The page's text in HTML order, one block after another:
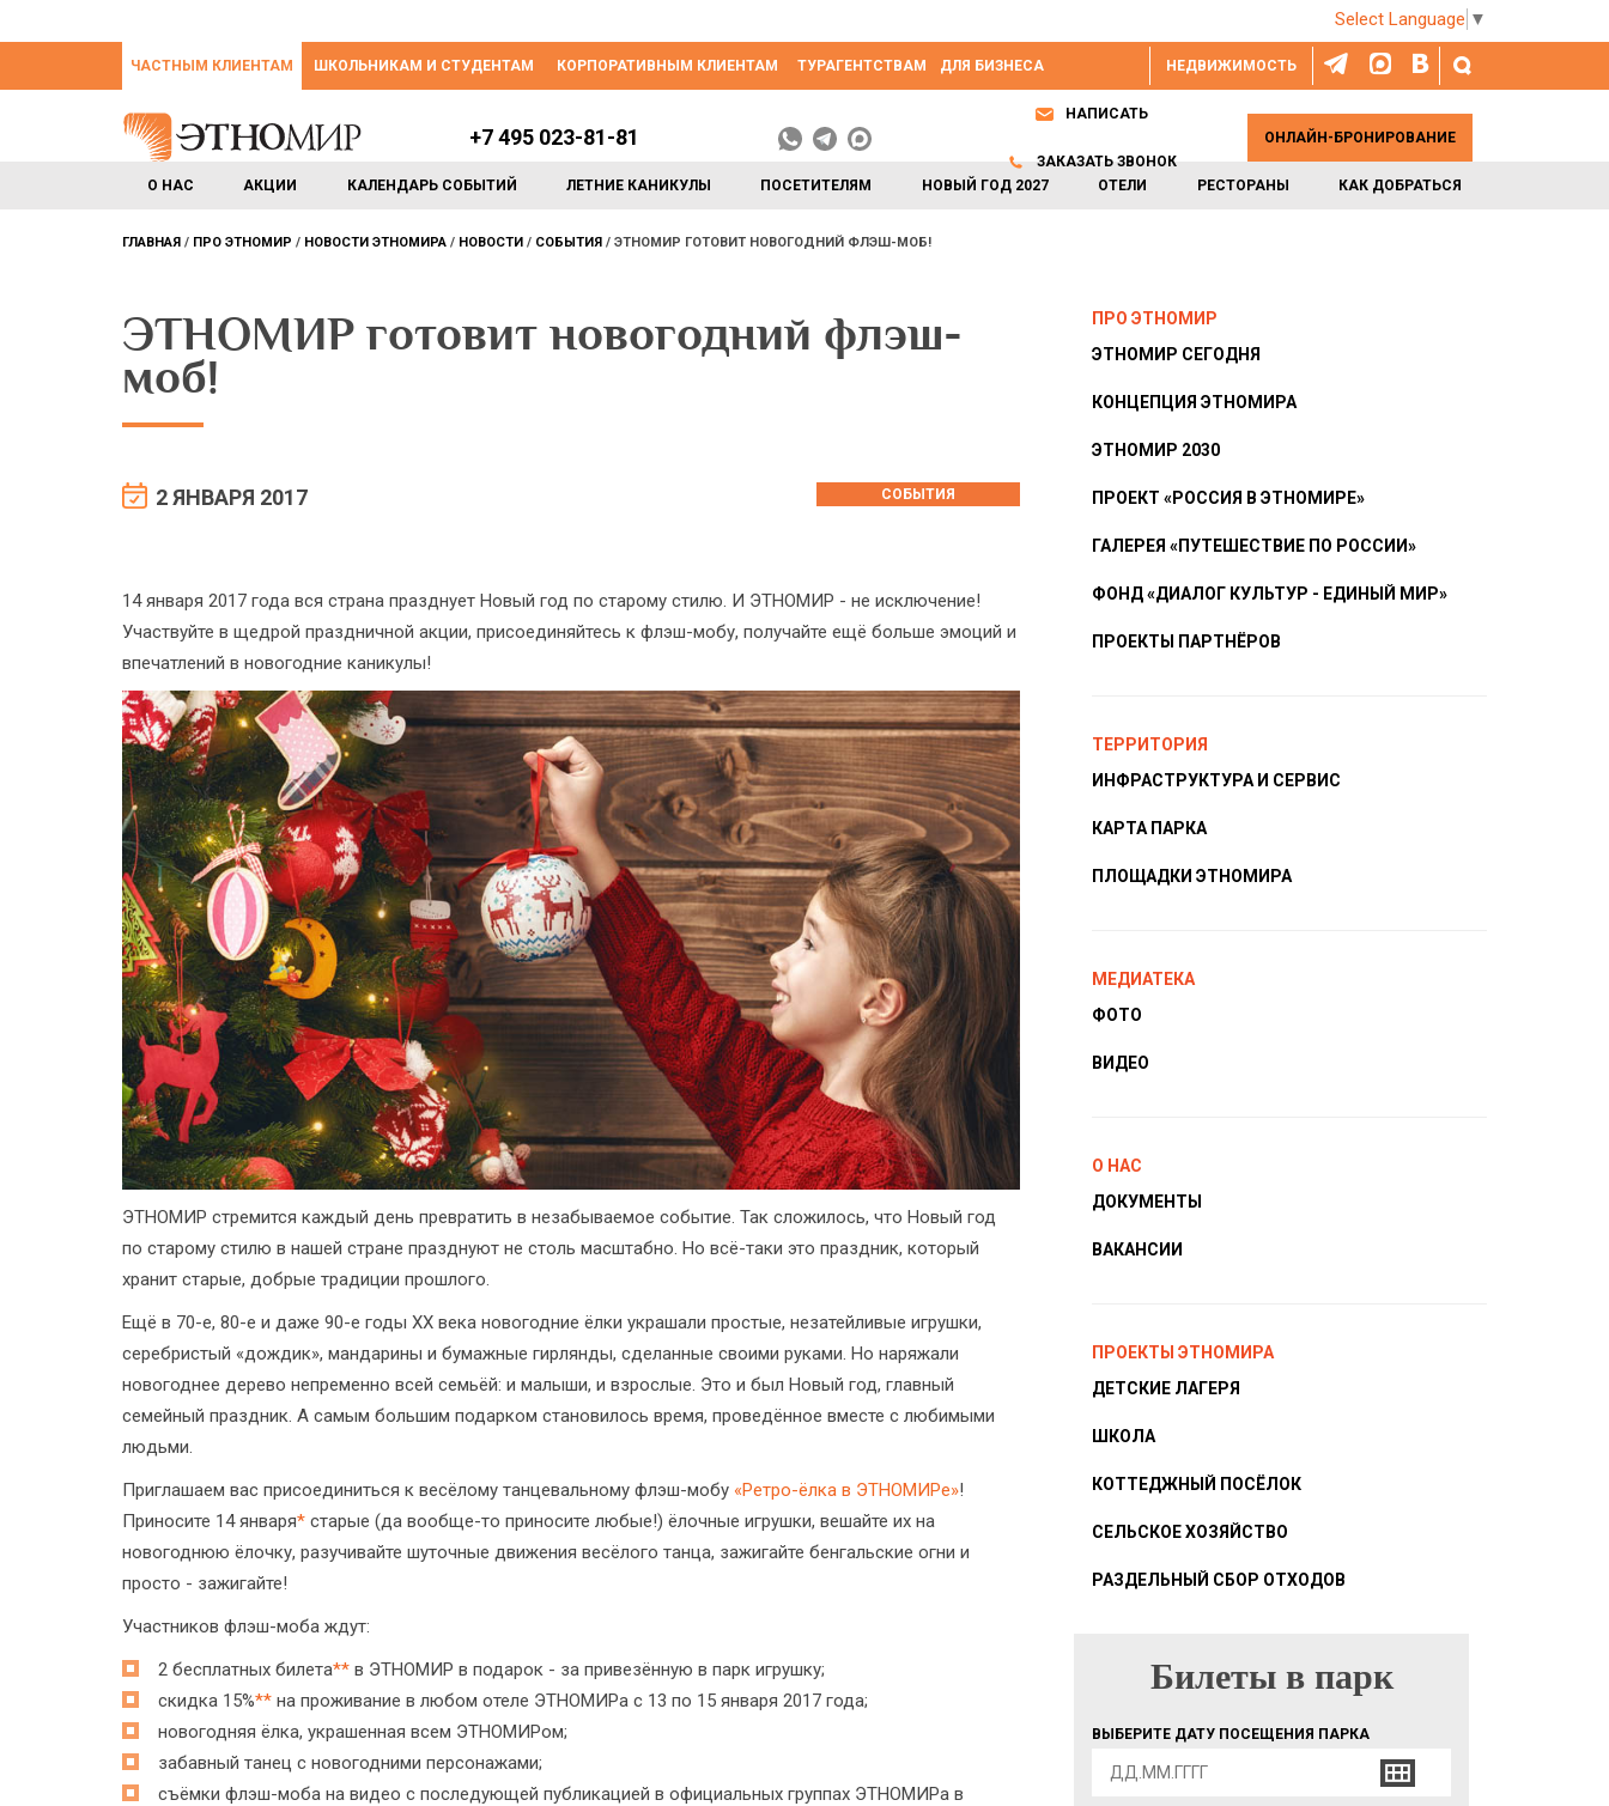
Select Language ▼
НЕДВИЖИМОСТЬ
ЧАСТНЫМ КЛИЕНТАМ ШКОЛЬНИКАМ И СТУДЕНТАМ КОРПОРАТИВНЫМ КЛИЕНТАМ ТУРАГЕНТСТВАМ ДЛЯ БИЗНЕСА
О НАС АКЦИИ КАЛЕНДАРЬ СОБЫТИЙ ЛЕТНИЕ КАНИКУЛЫ ПОСЕТИТЕЛЯМ НОВЫЙ ГОД 2027 ОТЕЛИ РЕСТОРАНЫ КАК ДОБРАТЬСЯ
+7 495 023-81-81
НАПИСАТЬ
ЗАКАЗАТЬ ЗВОНОК
ОНЛАЙН-БРОНИРОВАНИЕ
ГЛАВНАЯ ПРО ЭТНОМИР НОВОСТИ ЭТНОМИРА НОВОСТИ СОБЫТИЯ ЭТНОМИР ГОТОВИТ НОВОГОДНИЙ ФЛЭШ-МОБ!
ЭТНОМИР готовит новогодний флэш-
моб!
2 ЯНВАРЯ 2017 СОБЫТИЯ
14 января 2017 года вся страна празднует Новый год по старому стилю. И ЭТНОМИР - не исключение!
Участвуйте в щедрой праздничной акции, присоединяйтесь к флэш-мобу, получайте ещё больше эмоций и
впечатлений в новогодние каникулы!
ЭТНОМИР стремится каждый день превратить в незабываемое событие. Так сложилось, что Новый год
по старому стилю в нашей стране празднуют не столь масштабно. Но всё-таки это праздник, который
хранит старые, добрые традиции прошлого.
Ещё в 70-е, 80-е и даже 90-е годы XX века новогодние ёлки украшали простые, незатейливые игрушки,
серебристый «дождик», мандарины и бумажные гирлянды, сделанные своими руками. Но наряжали
новогоднее дерево непременно всей семьёй: и малыши, и взрослые. Это и был Новый год, главный
семейный праздник. А самым большим подарком становилось время, проведённое вместе с любимыми
людьми.
Приглашаем вас присоединиться к весёлому танцевальному флэш-мобу «Ретро-ёлка в ЭТНОМИРе»!
Приносите 14 января* старые (да вообще-то приносите любые!) ёлочные игрушки, вешайте их на
новогоднюю ёлочку, разучивайте шуточные движения весёлого танца, зажигайте бенгальские огни и
просто - зажигайте!
Участников флэш-моба ждут:
2 бесплатных билета** в ЭТНОМИР в подарок - за привезённую в парк игрушку;
скидка 15%** на проживание в любом отеле ЭТНОМИРа с 13 по 15 января 2017 года;
новогодняя ёлка, украшенная всем ЭТНОМИРом;
забавный танец с новогодними персонажами;
съёмки флэш-моба на видео с последующей публикацией в официальных группах ЭТНОМИРа в
ПРО ЭТНОМИР
ЭТНОМИР СЕГОДНЯ
КОНЦЕПЦИЯ ЭТНОМИРА
ЭТНОМИР 2030
ПРОЕКТ «РОССИЯ В ЭТНОМИРЕ»
ГАЛЕРЕЯ «ПУТЕШЕСТВИЕ ПО РОССИИ»
ФОНД «ДИАЛОГ КУЛЬТУР - ЕДИНЫЙ МИР»
ПРОЕКТЫ ПАРТНЁРОВ
ТЕРРИТОРИЯ
ИНФРАСТРУКТУРА И СЕРВИС
КАРТА ПАРКА
ПЛОЩАДКИ ЭТНОМИРА
МЕДИАТЕКА
ФОТО
ВИДЕО
О НАС
ДОКУМЕНТЫ
ВАКАНСИИ
ПРОЕКТЫ ЭТНОМИРА
ДЕТСКИЕ ЛАГЕРЯ
ШКОЛА
КОТТЕДЖНЫЙ ПОСЁЛОК
СЕЛЬСКОЕ ХОЗЯЙСТВО
РАЗДЕЛЬНЫЙ СБОР ОТХОДОВ
БИЛЕТЫ В ПАРК
Билеты в парк
ВЫБЕРИТЕ ДАТУ ПОСЕЩЕНИЯ ПАРКА